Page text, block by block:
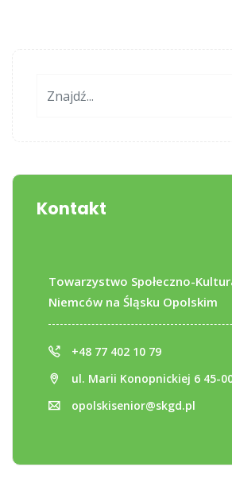
Kontakt
Towarzystwo Społeczno-
Niemców na Śląsku Opolskim
+48 77 402 10 79
ul. Marii Konopnickiej 6 45-
opolskisenior@skgd.pl